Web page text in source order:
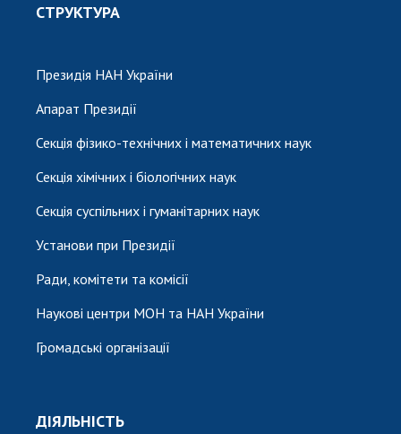
СТРУКТУРА
Президія НАН України
Апарат Президії
Секція фізико-технічних і математичних наук
Секція хімічних і біологічних наук
Секція суспільних і гуманітарних наук
Установи при Президії
Ради, комітети та комісії
Наукові центри МОН та НАН України
Громадські організації
ДІЯЛЬНІСТЬ